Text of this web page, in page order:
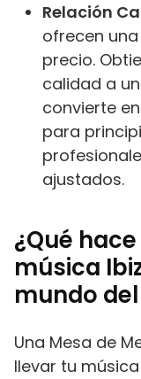
Relación
ofrecen
precio.
calidad a
convierte
para
ajustados.
¿Qué
música
mundo
Una Mesa de
llevar tu